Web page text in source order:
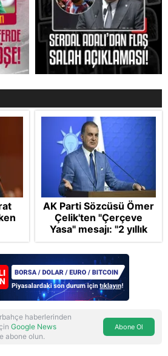
AK Parti Sözcüsü Ömer
Çelik'ten "Çerçeve
Yasa" mesajı: "2 yıllık
sürecin en önemli
aşamasındayız"
haberlerinden
Google News
abone olun.
Abone Ol